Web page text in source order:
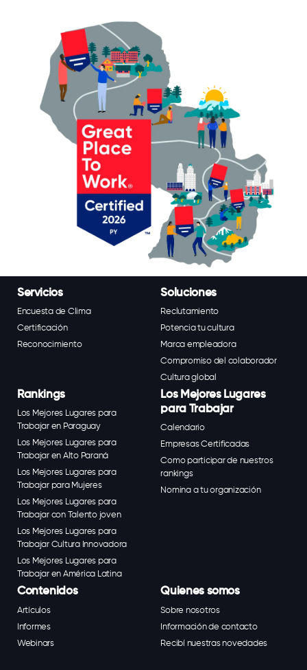
Servicios
Encuesta de Clima
Certificación
Reconocimiento
Soluciones
Reclutamiento
Potencia tu cultura
Marca empleadora
Compromiso del colaborador
Cultura global
Rankings
Los Mejores Lugares para
Trabajar en Paraguay
Los Mejores Lugares para
Trabajar en Alto Paraná
Los Mejores Lugares para
Trabajar para Mujeres
Los Mejores Lugares para
Trabajar con Talento joven
Los Mejores Lugares para
Trabajar Cultura Innovadora
Los Mejores Lugares para
Trabajar en América Latina
Los Mejores Lugares
para Trabajar
Calendario
Empresas Certificadas
Como participar de nuestros
rankings
Nomina a tu organización
Contenidos
Artículos
Informes
Webinars
Quienes somos
Sobre nosotros
Información de contacto
Recibí nuestras novedades